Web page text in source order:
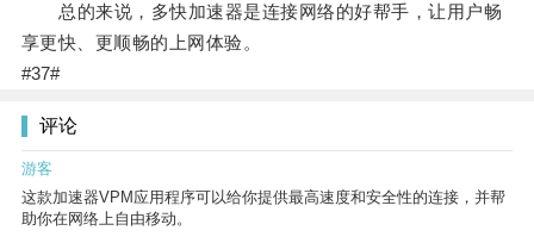
总的来说，多快加速器是连接网络的好帮手，让用户畅
享更快、更顺畅的上网体验。
#37#
评论
游客
这款加速器VPM应用程序可以给你提供最高速度和安全性的连接，并帮
助你在网络上自由移动。